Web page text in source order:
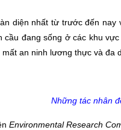
diện nhất từ trước đến
cầu đang sống ở các khu
an ninh lương thực và đa
Những tác nhân
Environmental Research